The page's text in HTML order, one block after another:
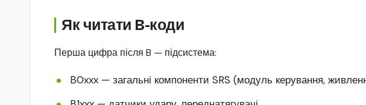
Як читати B-коди
Перша цифра після B — підсистема:
B0xxx — загальні компоненти SRS (модуль керування,